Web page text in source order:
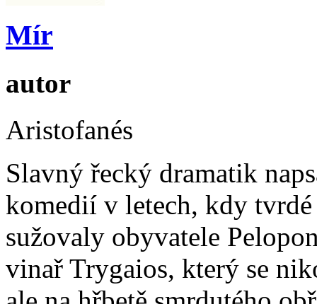
Mír
autor
Aristofanés
Slavný řecký dramatik
komedií v letech, kdy
sužovaly obyvatele
vinař Trygaios, který se